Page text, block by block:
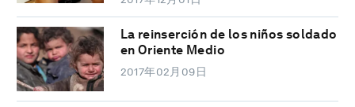
La reinserción de los niños soldado
en Oriente Medio
2017年02月09日